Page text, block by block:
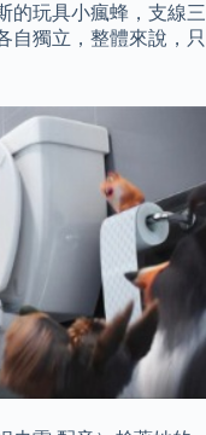
的玩具小瘋蜂，支線三
自獨立，整體來說，只